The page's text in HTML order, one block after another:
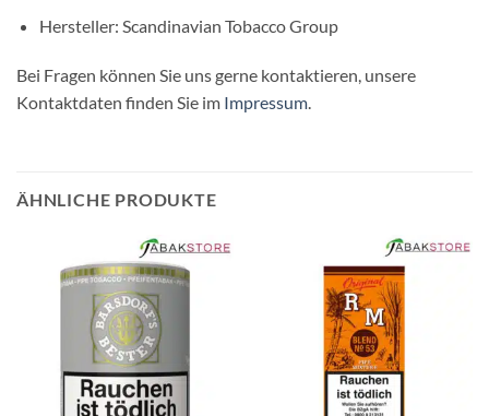
Hersteller: Scandinavian Tobacco Group
Bei Fragen können Sie uns gerne kontaktieren, unsere
Kontaktdaten finden Sie im Impressum.
ÄHNLICHE PRODUKTE